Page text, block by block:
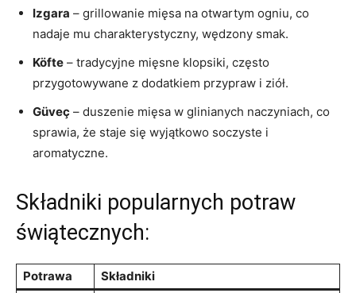
Izgara – grillowanie mięsa ‍na otwartym ogniu, co
nadaje mu charakterystyczny,⁢ wędzony smak.
Köfte – tradycyjne mięsne klopsiki, często
przygotowywane⁣ z⁣ dodatkiem przypraw⁤ i ziół.
Güveç – ⁢duszenie mięsa w glinianych naczyniach, co
sprawia, że staje się wyjątkowo soczyste⁣ i
aromatyczne.
Składniki popularnych potraw
świątecznych:
Potrawa
Składniki